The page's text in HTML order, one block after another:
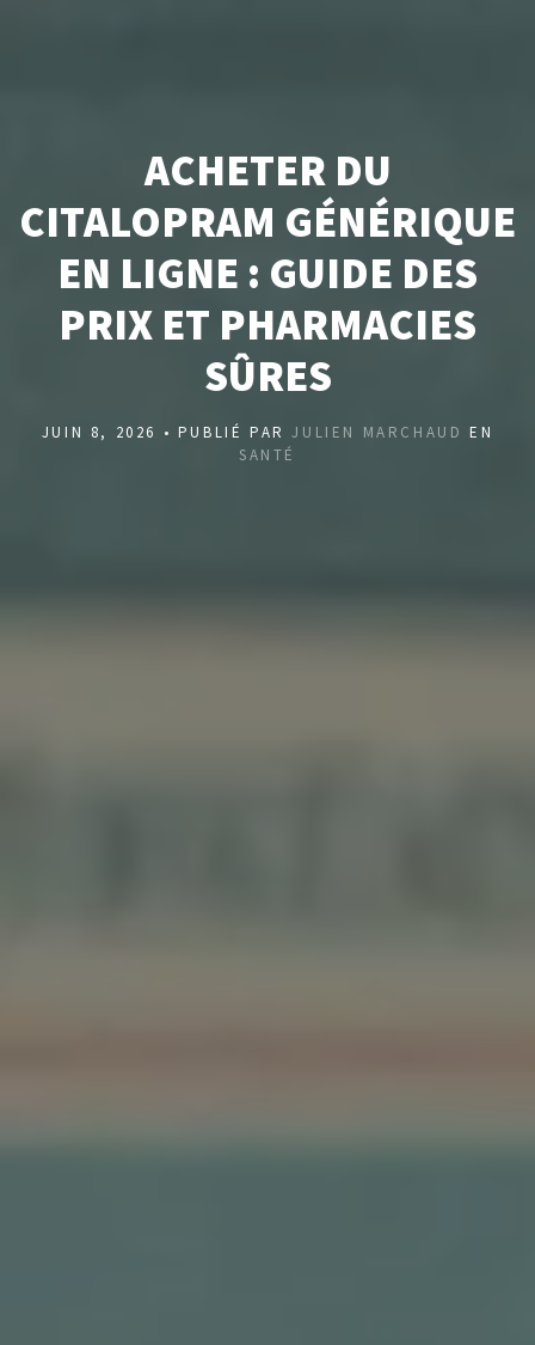
ACHETER DU
CITALOPRAM GÉNÉRIQUE
EN LIGNE : GUIDE DES
PRIX ET PHARMACIES
SÛRES
JUIN 8, 2026 • PUBLIÉ PARJULIEN MARCHAUD EN
SANTÉ